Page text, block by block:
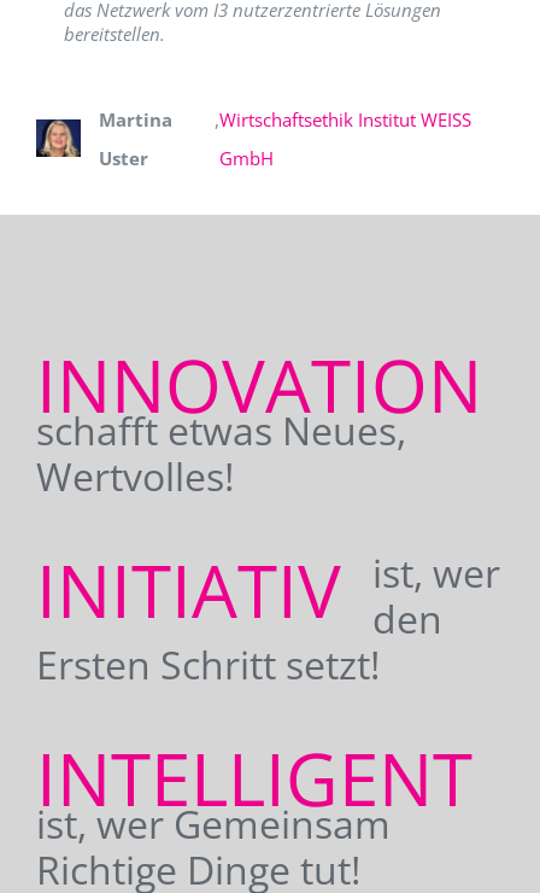
das Netzwerk vom I3 nutzerzentrierte Lösungen
bereitstellen.
Martina
Uster
,Wirtschaftsethik Institut WEISS
GmbH
INNOVATION
schafft etwas Neues,
Wertvolles!
INITIATIV
ist, wer
den
Ersten Schritt setzt!
INTELLIGENT
ist, wer Gemeinsam
Richtige Dinge tut!